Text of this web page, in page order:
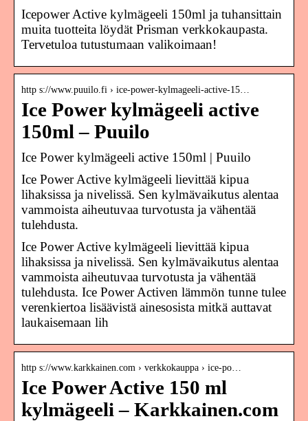
Icepower Active kylmägeeli 150ml ja tuhansittain
muita tuotteita löydät Prisman verkkokaupasta.
Tervetuloa tutustumaan valikoimaan!
http s://www.puuilo.fi › ice-power-kylmageeli-active-15…
Ice Power kylmägeeli active
150ml – Puuilo
Ice Power kylmägeeli active 150ml | Puuilo
Ice Power Active kylmägeeli lievittää kipua
lihaksissa ja nivelissä. Sen kylmävaikutus alentaa
vammoista aiheutuvaa turvotusta ja vähentää
tulehdusta.
Ice Power Active kylmägeeli lievittää kipua
lihaksissa ja nivelissä. Sen kylmävaikutus alentaa
vammoista aiheutuvaa turvotusta ja vähentää
tulehdusta. Ice Power Activen lämmön tunne tulee
verenkiertoa lisäävistä ainesosista mitkä auttavat
laukaisemaan lih
http s://www.karkkainen.com › verkkokauppa › ice-po…
Ice Power Active 150 ml
kylmägeeli – Karkkainen.com